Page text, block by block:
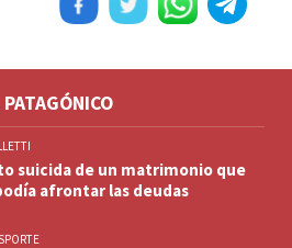
suicida de un matrimonio que
afrontar las deudas